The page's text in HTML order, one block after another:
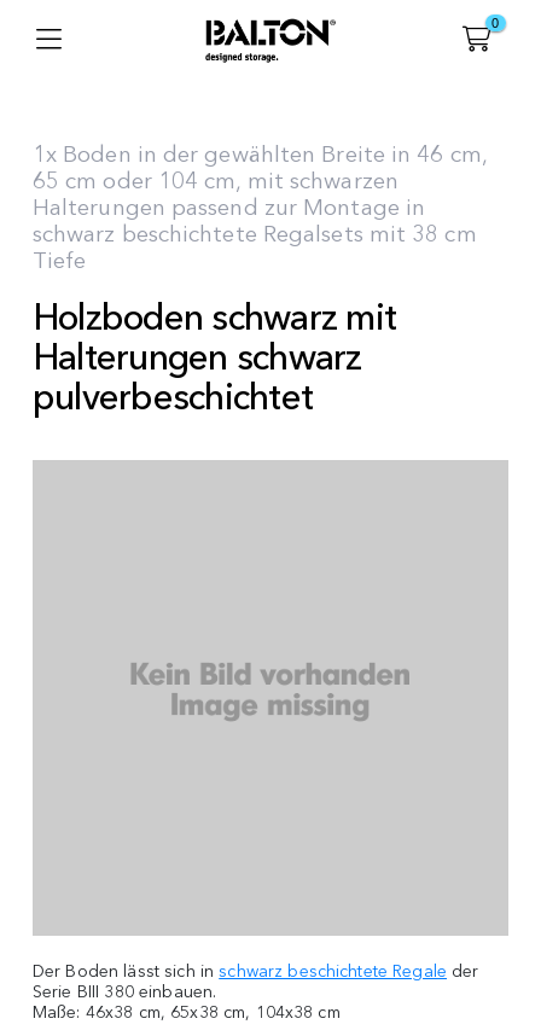
0
1x Boden in der gewählten Breite in 46 cm,
65 cm oder 104 cm, mit schwarzen
Halterungen passend zur Montage in
schwarz beschichtete Regalsets mit 38 cm
Tiefe
Holzboden schwarz mit
Halterungen schwarz
pulverbeschichtet
Der Boden lässt sich inschwarz beschichtete Regale der
Serie BIII 380 einbauen.
Maße: 46x38 cm, 65x38 cm, 104x38 cm